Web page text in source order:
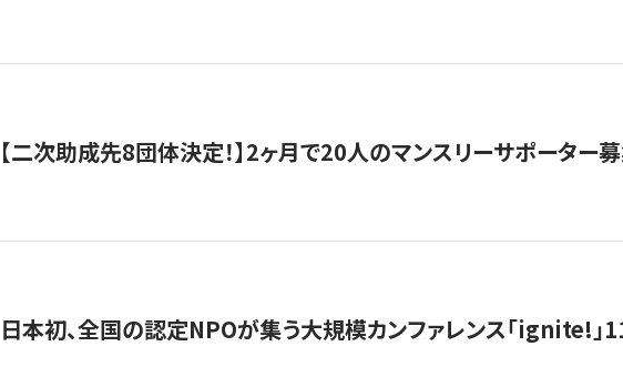
【二次助成先8団体決定！】2ヶ月で20人のマンスリーサポーター
日本初、全国の認定NPOが集う大規模カンファレンス「ignite!」